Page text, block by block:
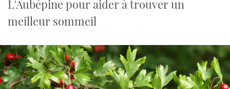
L'Aubépine pour aider à trouver un
meilleur sommeil